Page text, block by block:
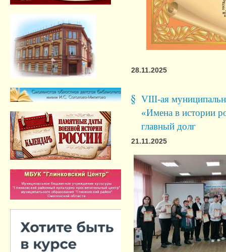
28.11.2025
VIII-ая
«Имена в истории
главный долг
21.11.2025